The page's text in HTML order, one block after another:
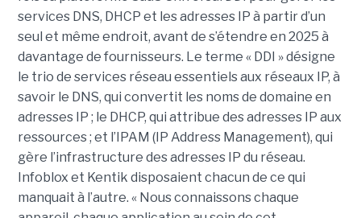
services DNS, DHCP et les adresses IP à partir d’un
seul et même endroit, avant de s’étendre en 2025 à
davantage de fournisseurs. Le terme « DDI » désigne
le trio de services réseau essentiels aux réseaux IP, à
savoir le DNS, qui convertit les noms de domaine en
adresses IP ; le DHCP, qui attribue des adresses IP aux
ressources ; et l’IPAM (IP Address Management), qui
gère l’infrastructure des adresses IP du réseau.
Infoblox et Kentik disposaient chacun de ce qui
manquait à l’autre. « Nous connaissons chaque